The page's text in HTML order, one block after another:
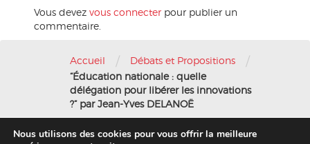
Vous devez vous connecterpour publier un
commentaire.
Accueil / Débats et Propositions /
“Éducation nationale : quelle
délégation pour libérer les innovations
?” par Jean-Yves DELANOË
Nous contacter-Mentions légales
Nous utilisons des cookies pour vous offrir la meilleure